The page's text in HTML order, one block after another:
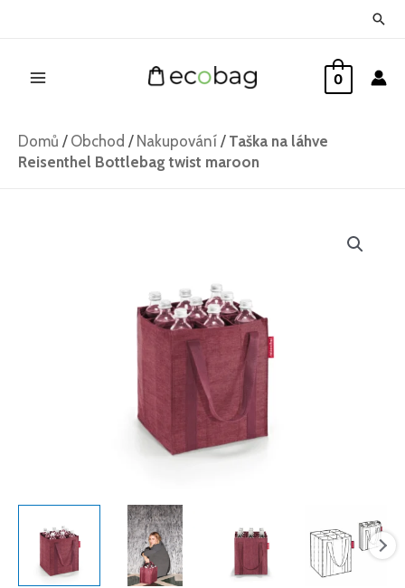
0
Domů / Obchod / Nakupování / Taška na láhve
Reisenthel Bottlebag twist maroon